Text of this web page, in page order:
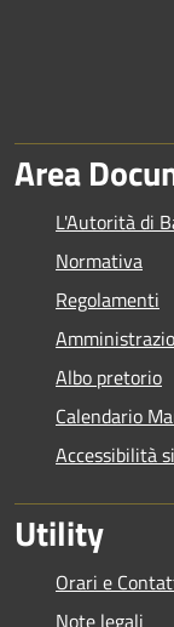
Area
L'Autorità di
Normativa
Regolamenti
Albo pretorio
Calendario
Accessibilità
Utility
Orari e